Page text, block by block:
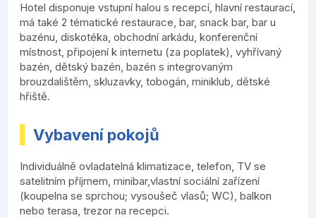
Hotel disponuje vstupní halou s recepcí, hlavní restaurací,
má také 2 tématické restaurace, bar, snack bar, bar u
bazénu, diskotéka, obchodní arkádu, konferenční
místnost, připojení k internetu (za poplatek), vyhřívaný
bazén, dětský bazén, bazén s integrovaným
brouzdalištěm, skluzavky, tobogán, miniklub, dětské
hřiště.
Vybavení pokojů
Individuálně ovladatelná klimatizace, telefon, TV se
satelitním příjmem, minibar,vlastní sociální zařízení
(koupelna se sprchou; vysoušeč vlasů; WC), balkon
nebo terasa, trezor na recepci.